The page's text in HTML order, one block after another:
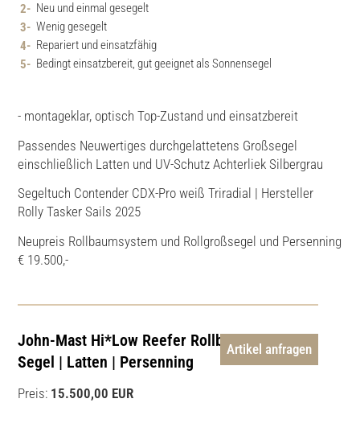
Neu und einmal gesegelt
Wenig gesegelt
Repariert und einsatzfähig
Bedingt einsatzbereit, gut geeignet als Sonnensegel
- montageklar, optisch Top-Zustand und einsatzbereit
Passendes Neuwertiges durchgelattetens Großsegel
einschließlich Latten und UV-Schutz Achterliek Silbergrau
Segeltuch Contender CDX-Pro weiß Triradial | Hersteller
Rolly Tasker Sails 2025
Neupreis Rollbaumsystem und Rollgroßsegel und Persenning
€ 19.500,-
John-Mast Hi*Low Reefer Rollbaum inkl.
Segel | Latten | Persenning
Preis: 15.500,00 EUR
Artikel anfragen